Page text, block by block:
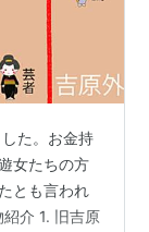
た。お金持
女たちの方
とも言われ
介 1. 旧吉原